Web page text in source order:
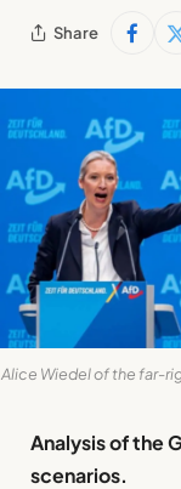
Share
Alice Wiedel of the far-
Analysis of the
scenarios.